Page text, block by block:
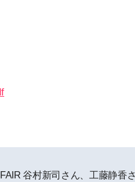
谷村新司さん、工藤静香